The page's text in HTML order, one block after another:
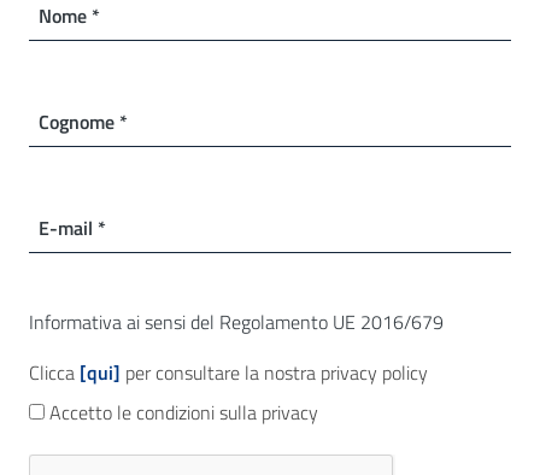
Nome *
Cognome *
E-mail *
Informativa ai sensi del Regolamento UE 2016/679
Clicca [qui] per consultare la nostra privacy policy
Accetto le condizioni sulla privacy